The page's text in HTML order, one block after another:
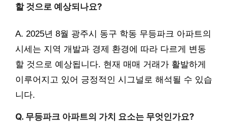
할 것으로 예상되나요?
A. 2025년 8월 광주시 동구 학동 무등파크 아파트의
시세는 지역 개발과 경제 환경에 따라 다르게 변동
할 것으로 예상됩니다. 현재 매매 거래가 활발하게
이루어지고 있어 긍정적인 시그널로 해석될 수 있습
니다.
Q. 무등파크 아파트의 가치 요소는 무엇인가요?